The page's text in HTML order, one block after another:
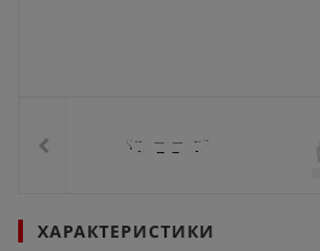
ХАРАКТЕРИСТИКИ